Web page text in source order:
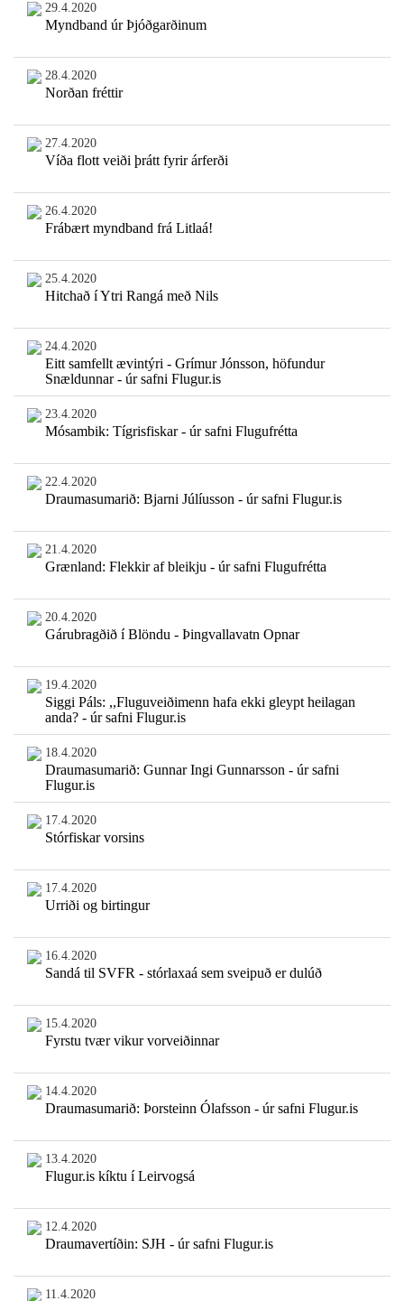
29.4.2020
Myndband úr Þjóðgarðinum
28.4.2020
Norðan fréttir
27.4.2020
Víða flott veiði þrátt fyrir árferði
26.4.2020
Frábært myndband frá Litlaá!
25.4.2020
Hitchað í Ytri Rangá með Nils
24.4.2020
Eitt samfellt ævintýri - Grímur Jónsson, höfundur
Snældunnar - úr safni Flugur.is
23.4.2020
Mósambik: Tígrisfiskar - úr safni Flugufrétta
22.4.2020
Draumasumarið: Bjarni Júlíusson - úr safni Flugur.is
21.4.2020
Grænland: Flekkir af bleikju - úr safni Flugufrétta
20.4.2020
Gárubragðið í Blöndu - Þingvallavatn Opnar
19.4.2020
Siggi Páls: ,,Fluguveiðimenn hafa ekki gleypt heilagan
anda? - úr safni Flugur.is
18.4.2020
Draumasumarið: Gunnar Ingi Gunnarsson - úr safni
Flugur.is
17.4.2020
Stórfiskar vorsins
17.4.2020
Urriði og birtingur
16.4.2020
Sandá til SVFR - stórlaxaá sem sveipuð er dulúð
15.4.2020
Fyrstu tvær vikur vorveiðinnar
14.4.2020
Draumasumarið: Þorsteinn Ólafsson - úr safni Flugur.is
13.4.2020
Flugur.is kíktu í Leirvogsá
12.4.2020
Draumavertíðin: SJH - úr safni Flugur.is
11.4.2020